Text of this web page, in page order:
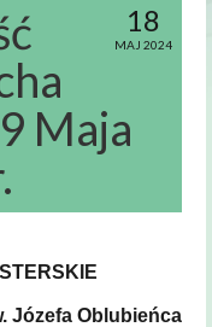
18
MAJ 2024
Maja
Józefa Oblubieńca